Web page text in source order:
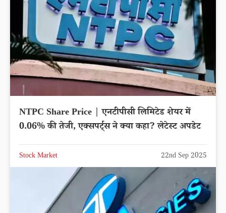
NTPC Share Price | एनटीपीसी लिमिटेड शेयर में
0.06% की तेजी, एक्सपर्ट्स ने क्या कहा? लेटेस्ट अपडेट
Stock Market 22nd Sep 2025